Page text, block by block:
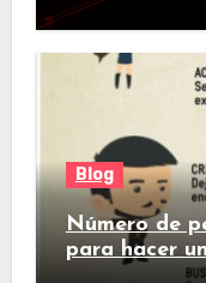
Blog
Número de
para hacer